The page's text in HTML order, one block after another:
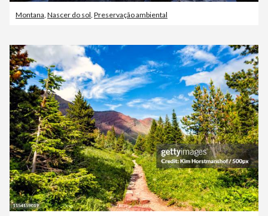
Montana, Nascer do sol, Preservação ambiental